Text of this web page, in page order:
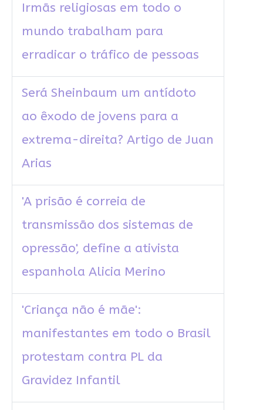
Irmãs religiosas em todo o
mundo trabalham para
erradicar o tráfico de pessoas
Será Sheinbaum um antídoto
ao êxodo de jovens para a
extrema-direita? Artigo de Juan
Arias
'A prisão é correia de
transmissão dos sistemas de
opressão', define a ativista
espanhola Alicia Merino
'Criança não é mãe':
manifestantes em todo o Brasil
protestam contra PL da
Gravidez Infantil